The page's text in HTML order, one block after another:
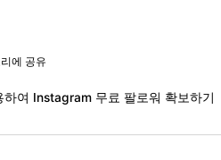
에 공유
하여 Instagram 무료 팔로워 확보하기